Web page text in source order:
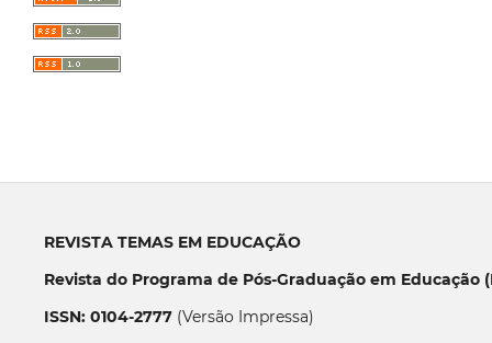
REVISTA TEMAS EM EDUCAÇÃO
Revista do Programa de Pós-Graduação em Educação
ISSN: 0104-2777(Versão Impressa)